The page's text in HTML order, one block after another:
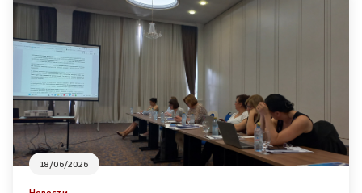
Изјава за пристапност
Со еден клик до сите услуги
18/06/2026